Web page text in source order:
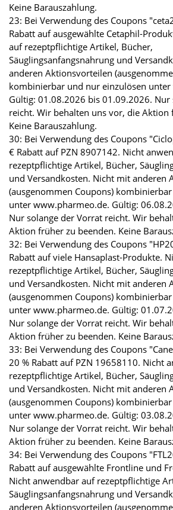
Keine Barauszahlung.
23: Bei Verwendung des Coupons
Rabatt auf ausgewählte Cetaphil-
auf rezeptpflichtige Artikel, Bücher,
Säuglingsanfangsnahrung und
anderen Aktionsvorteilen
kombinierbar und nur einzulösen
Gültig: 01.08.2026 bis 01.09.2026. Nur
reicht. Wir behalten uns vor, die Aktion
Keine Barauszahlung.
30: Bei Verwendung des Coupons
€ Rabatt auf PZN 8907142. Nicht
rezeptpflichtige Artikel, Bücher,
und Versandkosten. Nicht mit anderen
(ausgenommen Coupons)
unter www.pharmeo.de. Gültig:
Nur solange der Vorrat reicht. Wir
Aktion früher zu beenden. Keine
32: Bei Verwendung des Coupons
Rabatt auf viele Hansaplast-Produkte.
rezeptpflichtige Artikel, Bücher,
und Versandkosten. Nicht mit anderen
(ausgenommen Coupons)
unter www.pharmeo.de. Gültig:
Nur solange der Vorrat reicht. Wir
Aktion früher zu beenden. Keine
33: Bei Verwendung des Coupons
20 % Rabatt auf PZN 19658110. Nicht
rezeptpflichtige Artikel, Bücher,
und Versandkosten. Nicht mit anderen
(ausgenommen Coupons)
unter www.pharmeo.de. Gültig:
Nur solange der Vorrat reicht. Wir
Aktion früher zu beenden. Keine
34: Bei Verwendung des Coupons
Rabatt auf ausgewählte Frontline und
Nicht anwendbar auf rezeptpflichtige
Säuglingsanfangsnahrung und
anderen Aktionsvorteilen